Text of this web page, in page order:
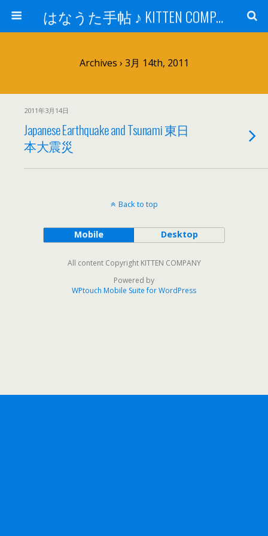
はなうた手帖 ♪ KITTEN COMPANY
Archives › 3月 14th, 2011
2011年3月14日
Japanese Earthquake and Tsunami 東日
本大震災
Back to top
Mobile Desktop
All content Copyright KITTEN COMPANY
Powered by
WPtouch Mobile Suite for WordPress